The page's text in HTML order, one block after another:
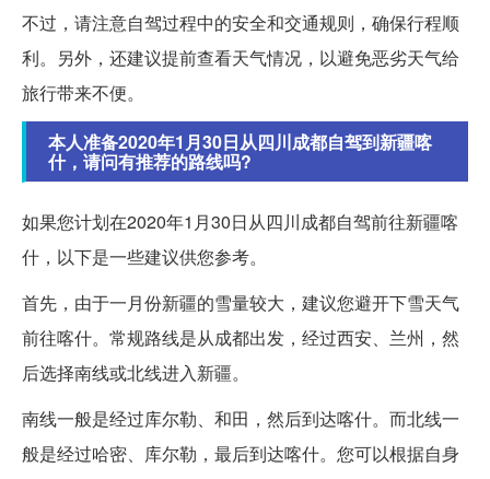
不过，请注意自驾过程中的安全和交通规则，确保行程顺
利。另外，还建议提前查看天气情况，以避免恶劣天气给
旅行带来不便。
本人准备2020年1月30日从四川成都自驾到新疆喀
什，请问有推荐的路线吗?
如果您计划在2020年1月30日从四川成都自驾前往新疆喀
什，以下是一些建议供您参考。
首先，由于一月份新疆的雪量较大，建议您避开下雪天气
前往喀什。常规路线是从成都出发，经过西安、兰州，然
后选择南线或北线进入新疆。
南线一般是经过库尔勒、和田，然后到达喀什。而北线一
般是经过哈密、库尔勒，最后到达喀什。您可以根据自身